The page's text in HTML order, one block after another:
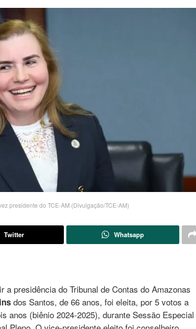
presidente do TCE-AM (Divulgação/TCE-AM)
Twitter Whatsapp
presidência do Tribunal de Contas do Amazonas
dos Santos, de 66 anos, foi eleita, por 5 votos a
anos (biênio 2024-2025), durante Sessão Especial